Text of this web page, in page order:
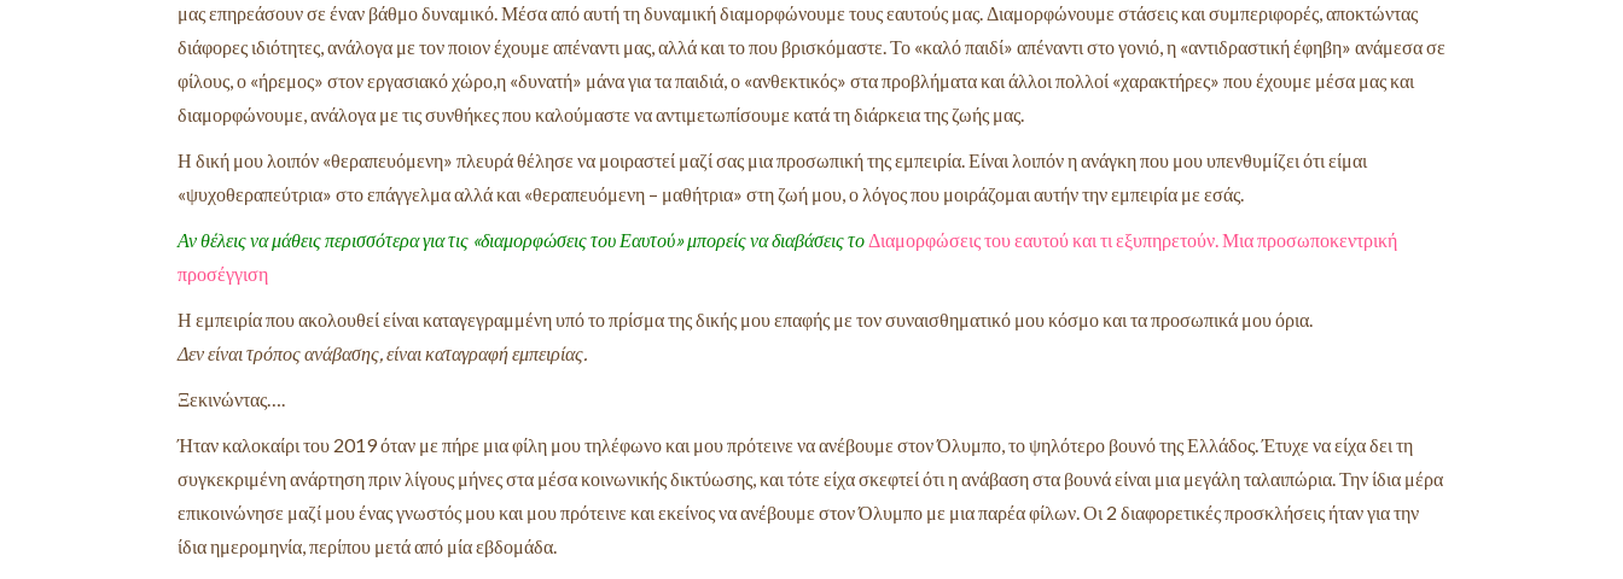
μας επηρεάσουν σε έναν βάθμο δυναμικό. Μέσα από αυτή τη δυναμική διαμορφώνουμε τους εαυτούς μας. Διαμορφώνουμε στάσεις και συμπεριφορές, αποκτώντας
διάφορες ιδιότητες, ανάλογα με τον ποιον έχουμε απέναντι μας, αλλά και το που βρισκόμαστε. Το «καλό παιδί» απέναντι στο γονιό, η «αντιδραστική έφηβη» ανάμεσα σε
φίλους, ο «ήρεμος» στον εργασιακό χώρο,η «δυνατή» μάνα για τα παιδιά, ο «ανθεκτικός» στα προβλήματα και άλλοι πολλοί «χαρακτήρες» που έχουμε μέσα μας και
διαμορφώνουμε, ανάλογα με τις συνθήκες που καλούμαστε να αντιμετωπίσουμε κατά τη διάρκεια της ζωής μας.
Η δική μου λοιπόν «θεραπευόμενη» πλευρά θέλησε να μοιραστεί μαζί σας μια προσωπική της εμπειρία. Είναι λοιπόν η ανάγκη που μου υπενθυμίζει ότι είμαι
«ψυχοθεραπεύτρια» στο επάγγελμα αλλά και «θεραπευόμενη – μαθήτρια» στη ζωή μου, ο λόγος που μοιράζομαι αυτήν την εμπειρία με εσάς.
Αν θέλεις να μάθεις περισσότερα για τις «διαμορφώσεις του Εαυτού» μπορείς να διαβάσεις το Διαμορφώσεις του εαυτού και τι εξυπηρετούν. Μια προσωποκεντρική
προσέγγιση
Η εμπειρία που ακολουθεί είναι καταγεγραμμένη υπό το πρίσμα της δικής μου επαφής με τον συναισθηματικό μου κόσμο και τα προσωπικά μου όρια.
Δεν είναι τρόπος ανάβασης, είναι καταγραφή εμπειρίας.
Ξεκινώντας….
Ήταν καλοκαίρι του 2019 όταν με πήρε μια φίλη μου τηλέφωνο και μου πρότεινε να ανέβουμε στον Όλυμπο, το ψηλότερο βουνό της Ελλάδος. Έτυχε να είχα δει τη
συγκεκριμένη ανάρτηση πριν λίγους μήνες στα μέσα κοινωνικής δικτύωσης, και τότε είχα σκεφτεί ότι η ανάβαση στα βουνά είναι μια μεγάλη ταλαιπώρια. Την ίδια μέρα
επικοινώνησε μαζί μου ένας γνωστός μου και μου πρότεινε και εκείνος να ανέβουμε στον Όλυμπο με μια παρέα φίλων.Οι 2 διαφορετικές προσκλήσεις ήταν για την
ίδια ημερομηνία, περίπου μετά από μία εβδομάδα.